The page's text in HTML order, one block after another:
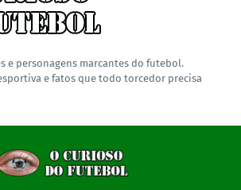
e personagens marcantes do futebol.
e fatos que todo torcedor precisa